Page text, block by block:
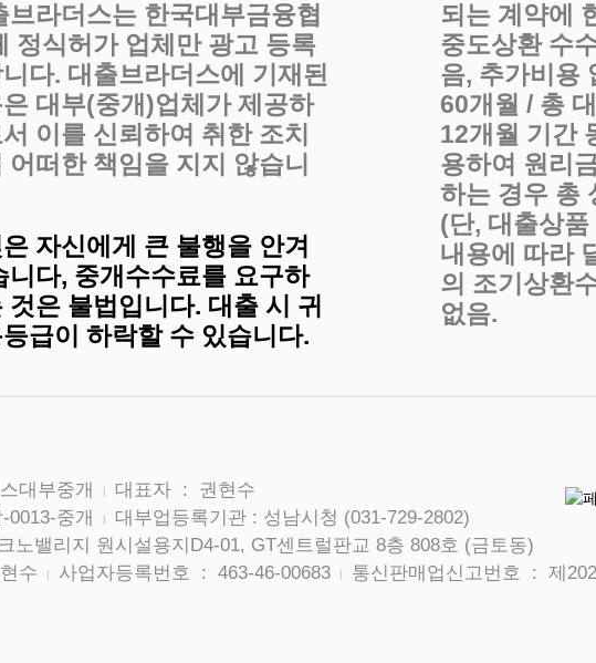
브라더스는 한국대부금융협
정식허가 업체만 광고 등록
다. 대출브라더스에 기재된
대부(중개)업체가 제공하
이를 신뢰하여 취한 조치
어떠한 책임을 지지 않습니
자신에게 큰 불행을 안겨
니다, 중개수수료를 요구하
것은 불법입니다. 대출 시 귀
급이 하락할 수 있습니다.
되는 계약에
중도상환 수
음, 추가비용
60개월 / 총
12개월 기간
용하여 원리
하는 경우 총
(단, 대출상
내용에 따라
의 조기상환
없음.
대부중개
대표자 : 권현수
중개
대부업등록기관 : 성남시청 (031-729-2802)
밸리지 원시설용지D4-01, GT센트럴판교 8층 808호 (금토동)
수 사업자등록번호 : 463-46-00683 통신판매업신고번호 : 제